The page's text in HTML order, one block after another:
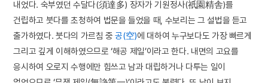
내었다. 숙부였던 수달다(須達多) 장자가 기원정사(祇園精舎)를
건립하고 붓다를 초청하여 법문을 들었을 때, 수보리는 그 설법을 듣고
출가하였다. 붓다의 가르침 중공(空)에 대하여 누구보다도 가장 빠르게
그리고 깊게 이해하였으므로 ‘해공 제일’이라고 한다. 내면의 고요를
응시하여 오로지 수행에만 힘쓰고 남과 대립하거나 다투는 일이